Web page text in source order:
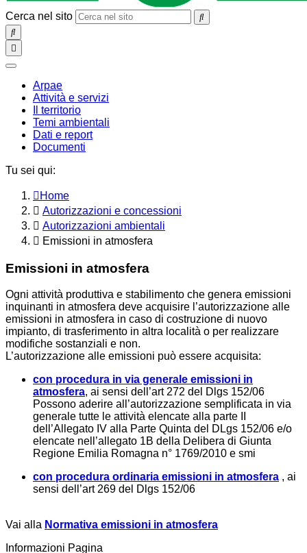
Cerca nel sito
SEARCH
Toggle
navigation
chiudi
Arpae
Attività e servizi
Il territorio
Temi ambientali
Dati e report
Documenti
Tu sei qui:
Home
Autorizzazioni e concessioni
Autorizzazioni ambientali
Emissioni in atmosfera
Emissioni in atmosfera
Ogni attività produttiva e stabilimento che genera emissioni
inquinanti in atmosfera deve acquisire l’autorizzazione alle
emissioni in atmosfera in caso di costruzione di nuovo
impianto, di trasferimento in altra località o per realizzare
modifiche sostanziali e non.
L’autorizzazione alle emissioni può essere acquisita:
con procedura in via generale emissioni in
atmosfera, ai sensi dell’art 272 del Dlgs 152/06
Possono aderire all’autorizzazione semplificata in via
generale tutte le attività elencate alla parte II
dell’Allegato IV alla Parte Quinta del DLgs 152/06 e/o
elencate nell’allegato 1B della Delibera di Giunta
Regione Emilia Romagna n° 1769/2010 e smi
con procedura ordinaria emissioni in atmosfera , ai
sensi dell’art 269 del Dlgs 152/06
Vai alla Normativa emissioni in atmosfera
Informazioni Pagina